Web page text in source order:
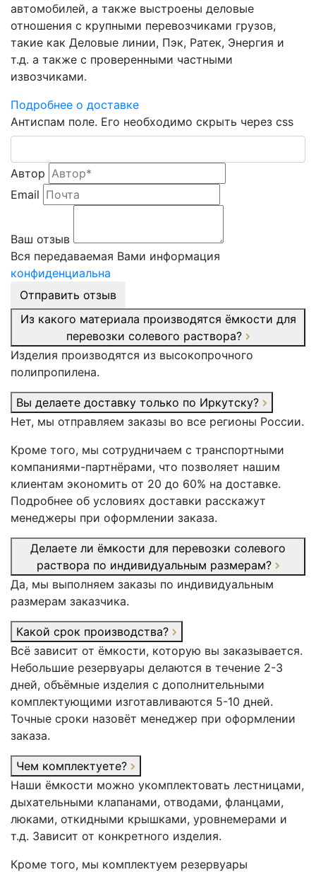
автомобилей, а также выстроены деловые
отношения с крупными перевозчиками грузов,
такие как Деловые линии, Пэк, Ратек, Энергия и
т.д. а также с проверенными частными
извозчиками.
Подробнее о доставке
Антиспам поле. Его необходимо скрыть через css
Автор
Email
Ваш отзыв
Вся передаваемая Вами информация
конфиденциальна
Отправить отзыв
Из какого материала производятся ёмкости для
перевозки солевого раствора?
Изделия производятся из высокопрочного
полипропилена.
Вы делаете доставку только по Иркутску?
Нет, мы отправляем заказы во все регионы России.
Кроме того, мы сотрудничаем с транспортными
компаниями-партнёрами, что позволяет нашим
клиентам экономить от 20 до 60% на доставке.
Подробнее об условиях доставки расскажут
менеджеры при оформлении заказа.
Делаете ли ёмкости для перевозки солевого
раствора по индивидуальным размерам?
Да, мы выполняем заказы по индивидуальным
размерам заказчика.
Какой срок производства?
Всё зависит от ёмкости, которую вы заказывается.
Небольшие резервуары делаются в течение 2-3
дней, объёмные изделия с дополнительными
комплектующими изготавливаются 5-10 дней.
Точные сроки назовёт менеджер при оформлении
заказа.
Чем комплектуете?
Наши ёмкости можно укомплектовать лестницами,
дыхательными клапанами, отводами, фланцами,
люками, откидными крышками, уровнемерами и
т.д. Зависит от конкретного изделия.
Кроме того, мы комплектуем резервуары